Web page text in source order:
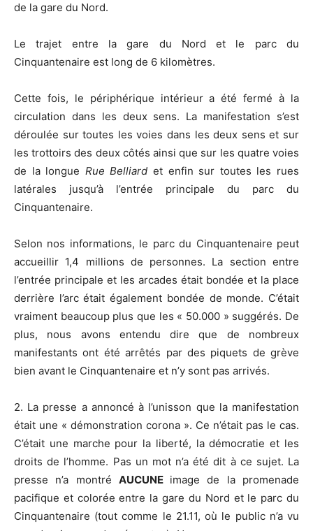
de la gare du Nord.
Le trajet entre la gare du Nord et le parc du
Cinquantenaire est long de 6 kilomètres.
Cette fois, le périphérique intérieur a été fermé à la
circulation dans les deux sens. La manifestation s’est
déroulée sur toutes les voies dans les deux sens et sur
les trottoirs des deux côtés ainsi que sur les quatre voies
de la longue Rue Belliardet enfin sur toutes les rues
latérales jusqu’à l’entrée principale du parc du
Cinquantenaire.
Selon nos informations, le parc du Cinquantenaire peut
accueillir 1,4 millions de personnes. La section entre
l’entrée principale et les arcades était bondée et la place
derrière l’arc était également bondée de monde. C’était
vraiment beaucoup plus que les « 50.000 » suggérés. De
plus, nous avons entendu dire que de nombreux
manifestants ont été arrêtés par des piquets de grève
bien avant le Cinquantenaire et n’y sont pas arrivés.
2. La presse a annoncé à l’unisson que la manifestation
était une « démonstration corona ». Ce n’était pas le cas.
C’était une marche pour la liberté, la démocratie et les
droits de l’homme. Pas un mot n’a été dit à ce sujet. La
presse n’a montré AUCUNE image de la promenade
pacifique et colorée entre la gare du Nord et le parc du
Cinquantenaire (tout comme le 21.11, où le public n’a vu